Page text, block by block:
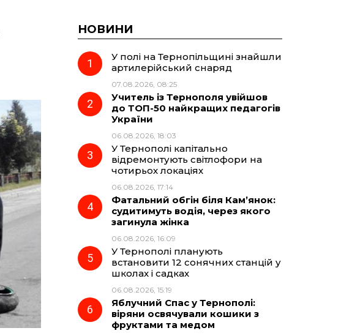
НОВИНИ
У полі на Тернопільщині знайшли
артилерійський снаряд
07.08.2026, 08:25
Учитель із Тернополя увійшов
до ТОП-50 найкращих педагогів
України
06.08.2026, 18:03
У Тернополі капітально
відремонтують світлофори на
чотирьох локаціях
06.08.2026, 17:14
Фатальний обгін біля Кам’янок:
судитимуть водія, через якого
загинула жінка
06.08.2026, 16:09
У Тернополі планують
встановити 12 сонячних станцій у
школах і садках
06.08.2026, 15:19
Яблучний Спас у Тернополі:
віряни освячували кошики з
фруктами та медом